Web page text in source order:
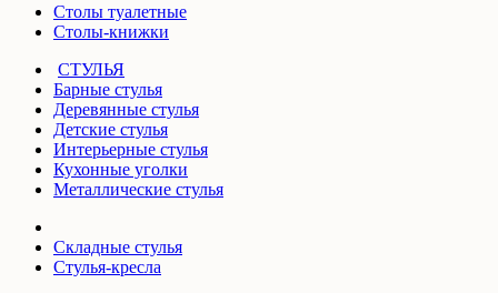
Столы туалетные
Столы-книжки
СТУЛЬЯ
Барные стулья
Деревянные стулья
Детские стулья
Интерьерные стулья
Кухонные уголки
Металлические стулья
Складные стулья
Стулья-кресла